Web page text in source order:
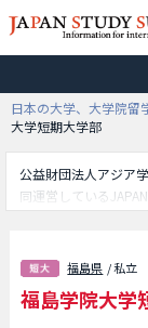
日本の大学、大学院留
大学短期大学部
公益財団法人アジア
同運営している
学部別情報や、募集
外国人留学生に必要
福島県 / 私立
福島学院大学